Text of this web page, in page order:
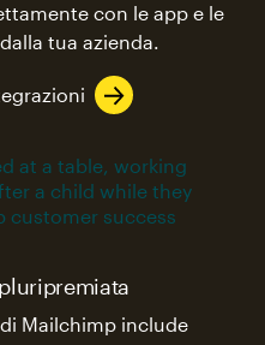
con le app e le
tua azienda.
Mailchimp include